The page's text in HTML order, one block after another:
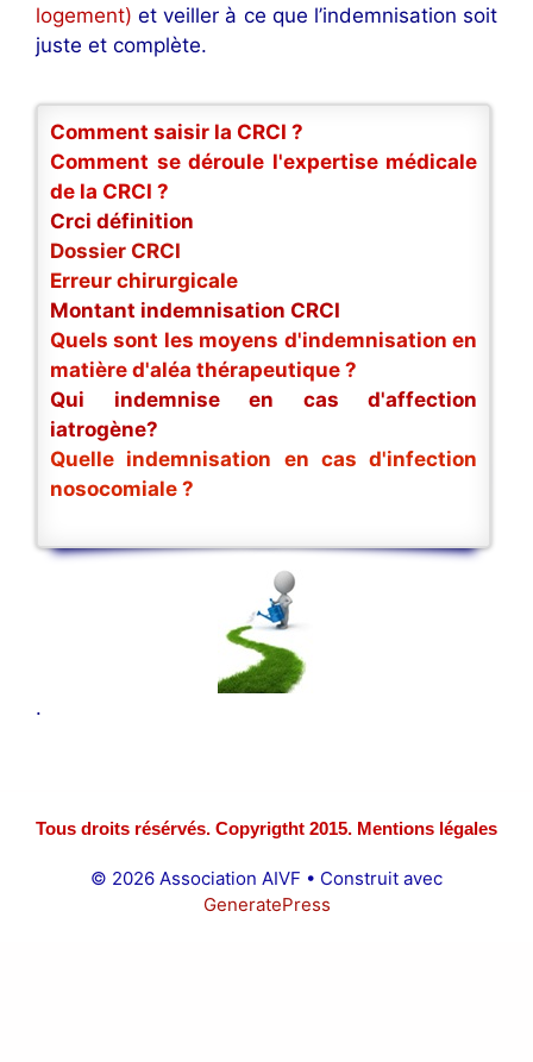
logement) et veiller à ce que l’indemnisation soit
juste et complète.
Comment saisir la CRCI ?
Comment se déroule l'expertise médicale
de la CRCI ?
Crci définition
Dossier CRCI
Erreur chirurgicale
Montant indemnisation CRCI
Quels sont les moyens d'indemnisation en
matière d'aléa thérapeutique ?
Qui indemnise en cas d'affection
iatrogène?
Quelle indemnisation en cas d'infection
nosocomiale ?
.
Tous droits résérvés. Copyrigtht 2015. Mentions légales
© 2026 Association AIVF • Construit avec
GeneratePress